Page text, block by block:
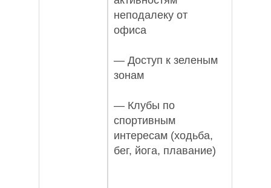
неподалеку от
офиса
— Доступ к зеленым
зонам
— Клубы по
спортивным
интересам (ходьба,
бег, йога, плавание)